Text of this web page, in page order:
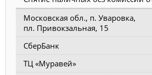
Московская обл., п. Уваровка,
пл. Привокзальная, 15
СберБанк
ТЦ «Муравей»